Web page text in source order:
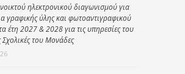
ηλεκτρονικού διαγωνισμού για
γραφικής ύλης και φωτοαντιγραφικού
έτη 2027 & 2028 για τις υπηρεσίες του
Σχολικές του Μονάδες